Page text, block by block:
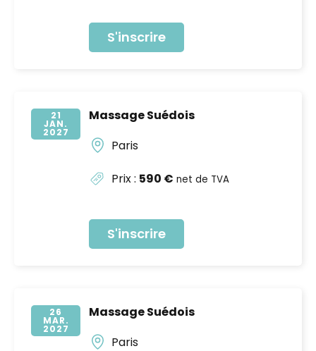
S'inscrire
21
JAN
2027
Massage Suédois
Paris
Prix : 590 € net de TVA
S'inscrire
26
MAR
2027
Massage Suédois
Paris